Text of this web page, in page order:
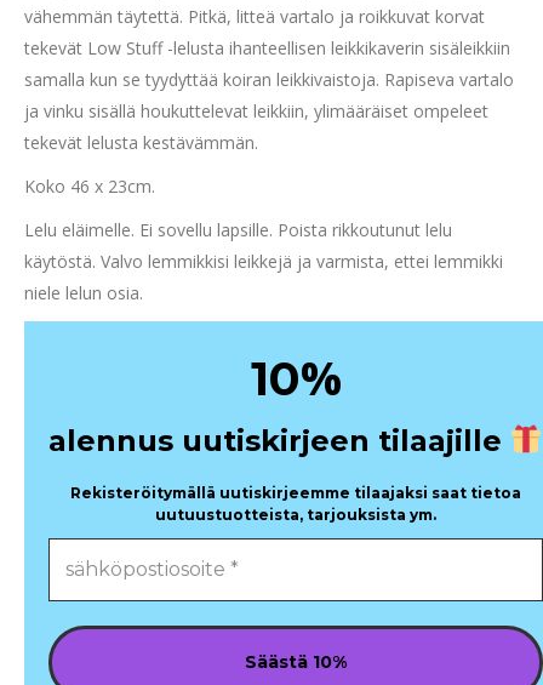
vähemmän täytettä. Pitkä, litteä vartalo ja roikkuvat korvat
tekevät Low Stuff -lelusta ihanteellisen leikkikaverin sisäleikkiin
samalla kun se tyydyttää koiran leikkivaistoja. Rapiseva vartalo
ja vinku sisällä houkuttelevat leikkiin, ylimääräiset ompeleet
tekevät lelusta kestävämmän.
Koko 46 x 23cm.
Lelu eläimelle. Ei sovellu lapsille. Poista rikkoutunut lelu
käytöstä. Valvo lemmikkisi leikkejä ja varmista, ettei lemmikki
niele lelun osia.
10%
alennus uutiskirjeen tilaajille
Rekisteröitymällä uutiskirjeemme tilaajaksi saat tietoa
uutuustuotteista, tarjouksista ym.